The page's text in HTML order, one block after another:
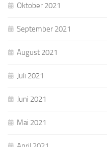
Oktober 2021
September 2021
August 2021
Juli 2021
Juni 2021
Mai 2021